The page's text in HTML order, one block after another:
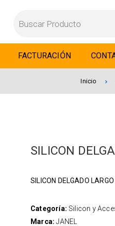
FACTURACIÓN
Inicio
SILICON
SILICON DELGADO
Categoría: Silicon y
Marca:JANEL